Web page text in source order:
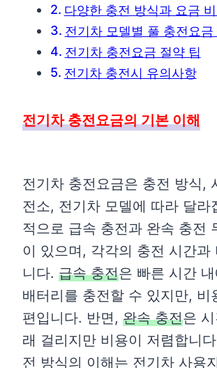
다양한 충전 방식과 요금
전기차 모델별 풀 충전요금
전기차 충전요금 절약 팁
전기차 충전시 유의사항
전기차 충전요금의 기본 이해
전기차 충전요금은 충전 방식,
전소, 전기차 모델에 따라 달라
적으로 급속 충전과 완속 충전
이 있으며, 각각의 충전 시간과
니다. 급속 충전은 빠른 시간
배터리를 충전할 수 있지만, 비
편입니다. 반면, 완속 충전은
래 걸리지만 비용이 저렴합니
전 방식의 이해는 전기차 사용